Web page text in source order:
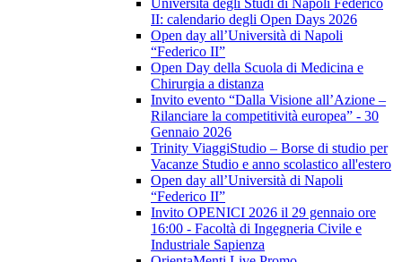
Università degli Studi di Napoli Federico
II: calendario degli Open Days 2026
Open day all’Università di Napoli
“Federico II”
Open Day della Scuola di Medicina e
Chirurgia a distanza
Invito evento “Dalla Visione all’Azione –
Rilanciare la competitività europea” - 30
Gennaio 2026
Trinity ViaggiStudio – Borse di studio per
Vacanze Studio e anno scolastico all'estero
Open day all’Università di Napoli
“Federico II”
Invito OPENICI 2026 il 29 gennaio ore
16:00 - Facoltà di Ingegneria Civile e
Industriale Sapienza